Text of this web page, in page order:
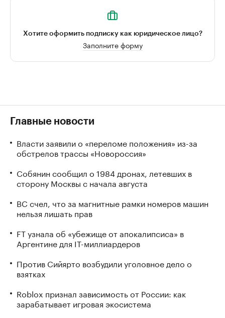
Хотите оформить подписку как юридическое лицо?
Заполните форму
Главные новости
Власти заявили о «переломе положения» из-за
обстрелов трассы «Новороссия»
Собянин сообщил о 1984 дронах, летевших в
сторону Москвы с начала августа
ВС счел, что за магнитные рамки номеров машин
нельзя лишать прав
FT узнала об «убежище от апокалипсиса» в
Аргентине для IT-миллиардеров
Против Сийярто возбудили уголовное дело о
взятках
Roblox признал зависимость от России: как
зарабатывает игровая экосистема